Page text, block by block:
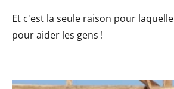
Et c'est la seule raison pour
pour aider les gens !